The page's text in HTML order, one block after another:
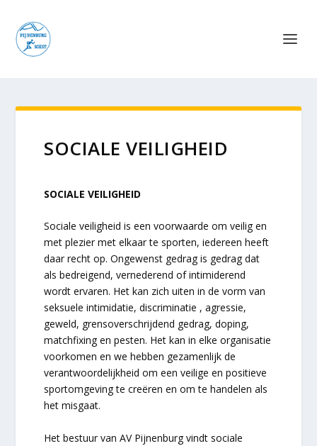
SOCIALE VEILIGHEID
SOCIALE VEILIGHEID
Sociale veiligheid is een voorwaarde om veilig en
met plezier met elkaar te sporten, iedereen heeft
daar recht op. Ongewenst gedrag is gedrag dat
als bedreigend, vernederend of intimiderend
wordt ervaren. Het kan zich uiten in de vorm van
seksuele intimidatie, discriminatie , agressie,
geweld, grensoverschrijdend gedrag, doping,
matchfixing en pesten. Het kan in elke organisatie
voorkomen en we hebben gezamenlijk de
verantwoordelijkheid om een veilige en positieve
sportomgeving te creëren en om te handelen als
het misgaat.
Het bestuur van AV Pijnenburg vindt sociale